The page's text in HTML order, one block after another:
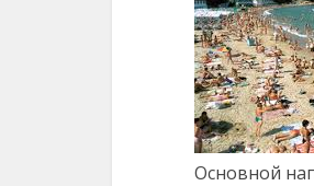
Основной